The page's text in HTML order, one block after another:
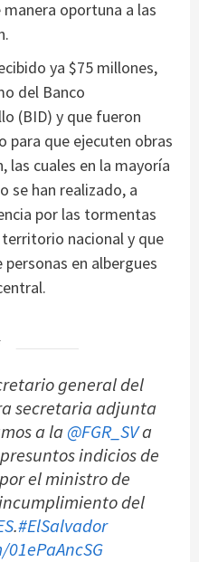
oportuna a las
ya $75 millones,
del Banco
(BID) y que fueron
para que ejecuten obras
las cuales en la mayoría
se han realizado, a
por las tormentas
nacional y que
en albergues
general del
secretaria adjunta
a la @FGR_SVa
indicios de
el ministro de
del
.#ElSalvador